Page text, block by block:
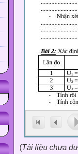
(Tài liệu chưa